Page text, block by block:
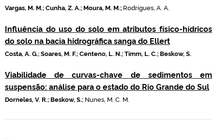
Vargas, M. M.; Cunha, Z. A.; Moura, M. M.; Rodrigues, A. A.
Influência do uso do solo em atributos físico-hídricos
do solo na bacia hidrográfica sanga do Ellert
Costa, A. G.; Soares, M. F.; Centeno, L. N.; Timm, L. C.; Beskow, S.
Viabilidade de curvas-chave de sedimentos em
suspensão: análise para o estado do Rio Grande do Sul
Dorneles, V. R.; Beskow, S.; Nunes, M. C. M.